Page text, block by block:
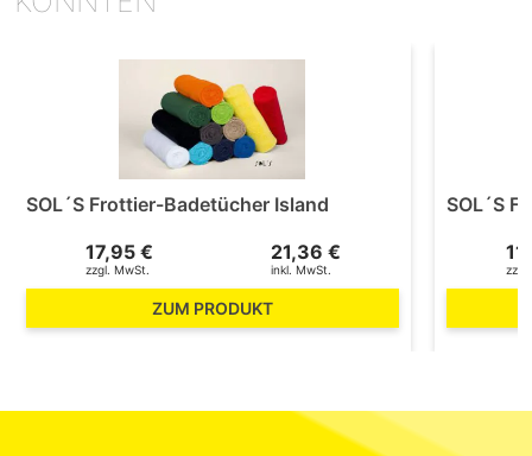
SOL´S Frottier-Badetücher Island
ZUM PRODUKT
17,95 €
zzgl. MwSt.
21,36 €
inkl. MwSt.
SOL´S